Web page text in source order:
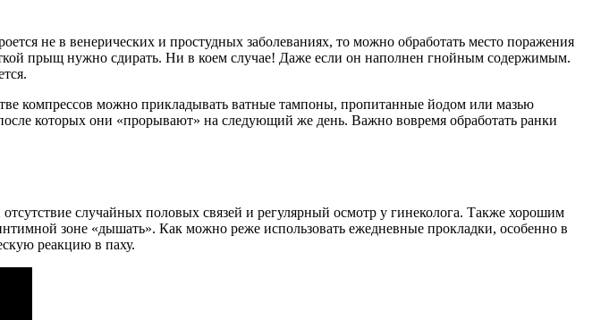
не в венерических и простудных заболеваниях, то можно обработать место поражения
прыщ нужно сдирать. Ни в коем случае! Даже если он наполнен гнойным содержимым.
компрессов можно прикладывать ватные тампоны, пропитанные йодом или мазью
которых они «прорывают» на следующий же день. Важно вовремя обработать ранки
случайных половых связей и регулярный осмотр у гинеколога. Также хорошим
зоне «дышать». Как можно реже использовать ежедневные прокладки, особенно в
реакцию в паху.